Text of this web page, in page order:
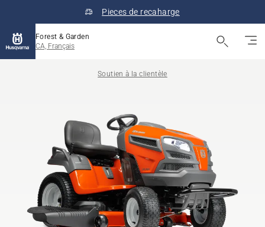
Pieces de recaharge
Forest & Garden
CA, Français
Soutien à la clientèle